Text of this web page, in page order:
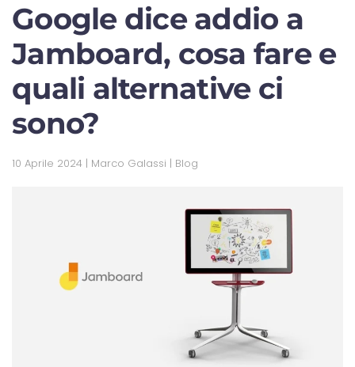
Google dice addio a
Jamboard, cosa fare e
quali alternative ci
sono?
10 Aprile 2024 | Marco Galassi | Blog